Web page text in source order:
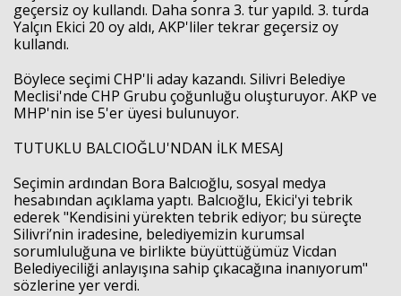
geçersiz oy kullandı. Daha sonra 3. tur yapıld. 3. turda
Yalçın Ekici 20 oy aldı, AKP'liler tekrar geçersiz oy
kullandı.
Böylece seçimi CHP'li aday kazandı. Silivri Belediye
Meclisi'nde CHP Grubu çoğunluğu oluşturuyor. AKP ve
MHP'nin ise 5'er üyesi bulunuyor.
TUTUKLU BALCIOĞLU'NDAN İLK MESAJ
Seçimin ardından Bora Balcıoğlu, sosyal medya
hesabından açıklama yaptı. Balcıoğlu, Ekici'yi tebrik
ederek "Kendisini yürekten tebrik ediyor; bu süreçte
Silivri’nin iradesine, belediyemizin kurumsal
sorumluluğuna ve birlikte büyüttüğümüz Vicdan
Belediyeciliği anlayışına sahip çıkacağına inanıyorum"
sözlerine yer verdi.
Haberin Doğru Adresi.